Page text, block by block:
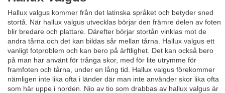
Hallux valgus kommer från det latinska språket och betyder sned
stortå. När hallux valgus utvecklas börjar den främre delen av foten
blir bredare och plattare. Därefter börjar stortån vinklas mot de
andra tårna och det kan bildas sår mellan tårna. Hallux valgus ett
vanligt fotproblem och kan bero på ärftlighet. Det kan också bero
på man har använt för trånga skor, med för lite utrymme för
framfoten och tårna, under en lång tid. Hallux valgus förekommer
nämligen inte lika ofta i länder där man inte använder skor lika ofta
som här uppe i norden. Nio av tio som drabbas av hallux valgus är